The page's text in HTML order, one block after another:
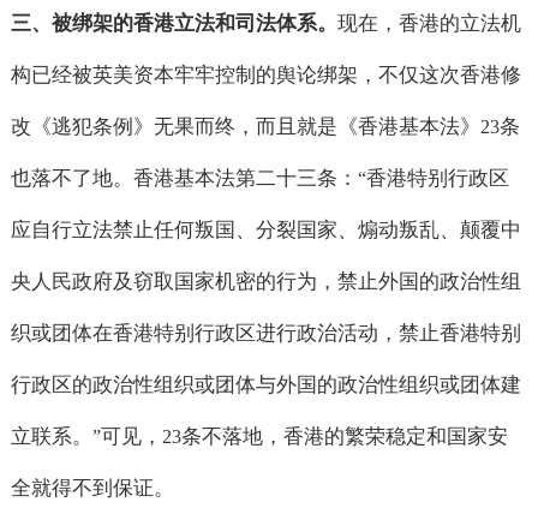
三、被绑架的香港立法和司法体系。 现在，香港的立法机
构已经被英美资本牢牢控制的舆论绑架，不仅这次香港修
改《逃犯条例》无果而终，而且就是《香港基本法》 23条
也落不了地。香港基本法第二十三条： “香港特别行政区
应自行立法禁止任何叛国、分裂国家、煽动叛乱、颠覆中
央人民政府及窃取国家机密的行为，禁止外国的政治性组
织或团体在香港特别行政区进行政治活动，禁止香港特别
行政区的政治性组织或团体与外国的政治性组织或团体建
立联系。 ”可见， 23条不落地，香港的繁荣稳定和国家安
全就得不到保证。